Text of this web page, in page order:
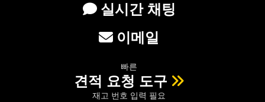
실시간 채팅
이메일
빠른
견적 요청 도구
재고 번호 입력 필요